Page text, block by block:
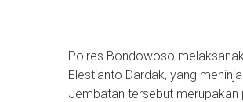
Polres Bondowoso
Elestianto Dardak, yang
Jembatan tersebut